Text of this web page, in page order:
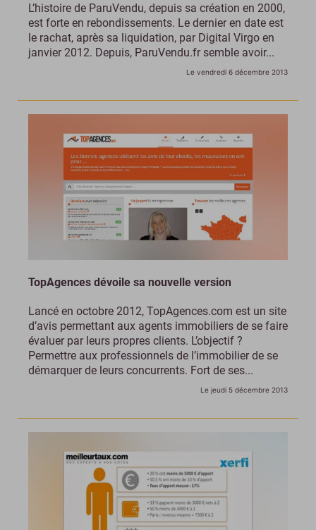
L’histoire de ParuVendu, depuis sa création en 2000,
est forte en rebondissements. Le dernier en date est
le rachat, après sa liquidation, par Digital Virgo en
janvier 2012. Depuis, ParuVendu.fr semble avoir...
Le vendredi 6 décembre 2013
TopAgences dévoile sa nouvelle version
Lancé en octobre 2012, TopAgences.com est un site
d’avis permettant aux agents immobiliers de se faire
évaluer par leurs propres clients. L’objectif ?
Permettre aux professionnels de l’immobilier de se
démarquer de leurs concurrents. Fort de ses...
Le jeudi 5 décembre 2013